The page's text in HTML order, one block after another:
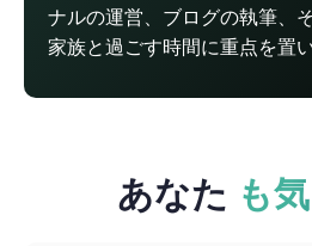
ナルの運営、ブログの執筆、
家族と過ごす時間に重点を置
あなた も